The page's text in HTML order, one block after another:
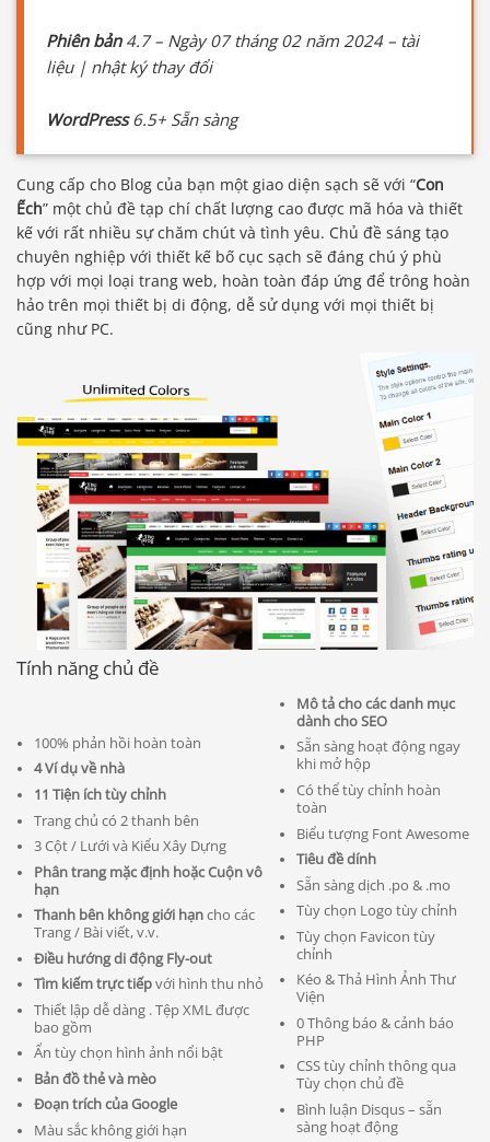
Phiên bản4.7 – Ngày 07 tháng 02 năm 2024 – tài
liệu | nhật ký thay đổi
WordPress6.5+ Sẵn sàng
Cung cấp cho Blog của bạn một giao diện sạch sẽ với “Con
Ếch” một chủ đề tạp chí chất lượng cao được mã hóa và thiết
kế với rất nhiều sự chăm chút và tình yêu. Chủ đề sáng tạo
chuyên nghiệp với thiết kế bố cục sạch sẽ đáng chú ý phù
hợp với mọi loại trang web, hoàn toàn đáp ứng để trông hoàn
hảo trên mọi thiết bị di động, dễ sử dụng với mọi thiết bị
cũng như PC.
Tính năng chủ đề
100% phản hồi hoàn toàn
4 Ví dụ về nhà
11 Tiện ích tùy chỉnh
Trang chủ có 2 thanh bên
3 Cột / Lưới và Kiểu Xây Dựng
Phân trang mặc định hoặc Cuộn vô
hạn
Thanh bên không giới hạncho các
Trang / Bài viết, v.v.
Điều hướng di động Fly-out
Tìm kiếm trực tiếpvới hình thu nhỏ
Thiết lập dễ dàng . Tệp XML được
bao gồm
Ẩn tùy chọn hình ảnh nổi bật
Bản đồ thẻ và mèo
Đoạn trích của Google
Màu sắc không giới hạn
Mô tả cho các danh mục
dành cho SEO
Sẵn sàng hoạt động ngay
khi mở hộp
Có thể tùy chỉnh hoàn
toàn
Biểu tượng Font Awesome
Tiêu đề dính
Sẵn sàng dịch .po & .mo
Tùy chọn Logo tùy chỉnh
Tùy chọn Favicon tùy
chỉnh
Kéo & Thả Hình Ảnh Thư
Viện
0 Thông báo & cảnh báo
PHP
CSS tùy chỉnh thông qua
Tùy chọn chủ đề
Bình luận Disqus – sẵn
sàng hoạt động